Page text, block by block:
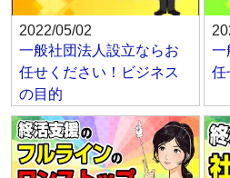
2022/05/02
一般社団法人設立ならお
任せください！ビジネス
の目的
一
任